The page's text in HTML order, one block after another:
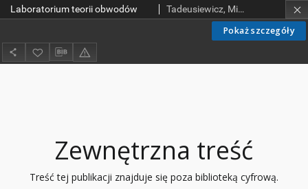
Pokaż szczegóły
Laboratorium teorii obwodów Tadeusiewicz, Michał; Hałgas, Stanisław; Ziemnicki, Jerzy
Zewnętrzna treść
Treść tej publikacji znajduje się poza biblioteką cyfrową.